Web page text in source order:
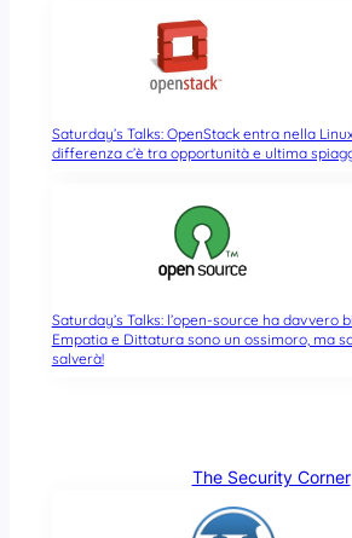
Saturday’s Talks: OpenStack entra nella
differenza c’è tra opportunità e ultima
Saturday’s Talks: l’open-source ha davvero
Empatia e Dittatura sono un ossimoro, ma
salverà!
The Security Corner